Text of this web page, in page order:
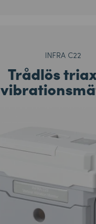
INFRA C22
Trådlös